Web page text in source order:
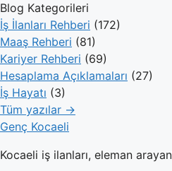
Blog Kategorileri
İş İlanları Rehberi (172)
Maaş Rehberi (81)
Kariyer Rehberi (69)
Hesaplama Açıklamaları (27)
İş Hayatı (3)
Tüm yazılar →
Genç Kocaeli
Kocaeli iş ilanları, eleman